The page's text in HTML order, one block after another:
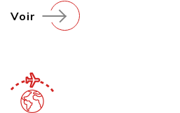
Voir